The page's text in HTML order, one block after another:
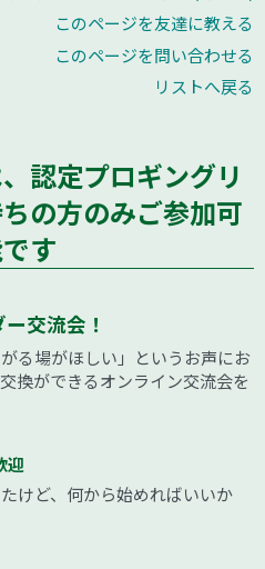
このページを友達に教える
このページを問い合わせる
リストへ戻る
認定プロギングリ
の方のみご参加可
す
交流会！
る場がほしい」というお声にお
換ができるオンライン交流会を
迎
けど、何から始めればいいか